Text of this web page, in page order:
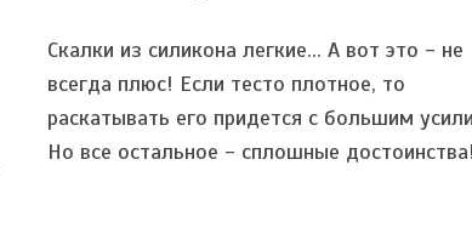
Скалки из силикона легкие... А вот это - не
всегда плюс! Если тесто плотное, то
раскатывать его придется с большим
Но все остальное - сплошные достоинства!